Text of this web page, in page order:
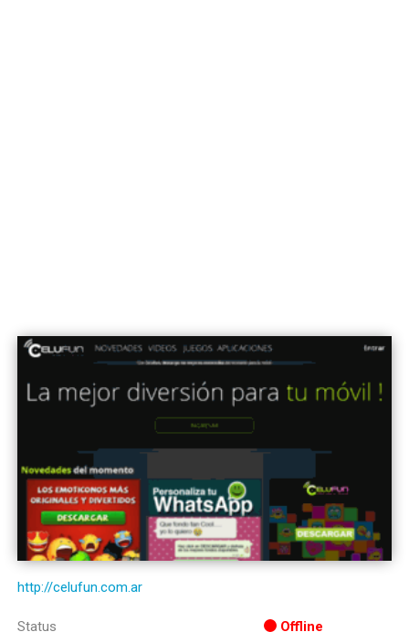
http://celufun.com.ar
Status Offline